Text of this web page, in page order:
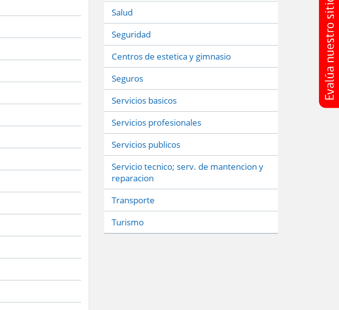
Salud
Seguridad
Centros de estetica y gimnasio
Seguros
Servicios basicos
Servicios profesionales
Servicios publicos
Servicio tecnico; serv. de mantencion y
reparacion
Transporte
Turismo